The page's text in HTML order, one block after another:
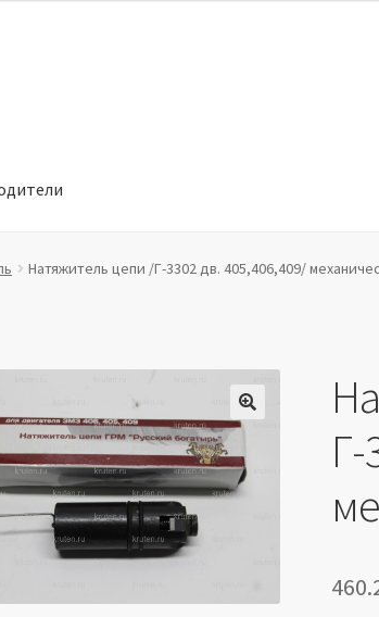
обработки персональных данных
Натяжитель цепи /Г-3302 дв. 405,406,409/
🔍